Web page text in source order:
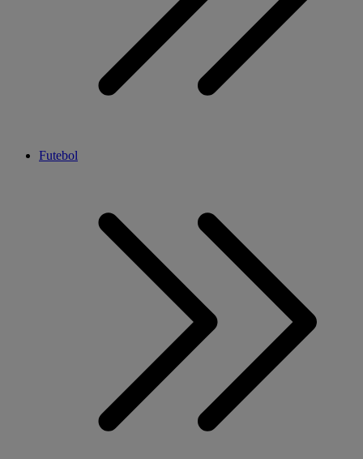
Futebol